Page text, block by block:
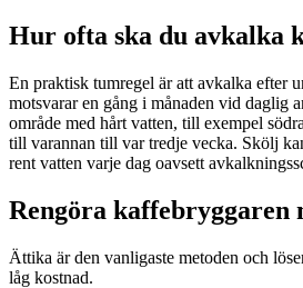
Hur ofta ska du avkalka
En praktisk tumregel är att avkalka efter
motsvarar en gång i månaden vid daglig
område med hårt vatten, till exempel
till varannan till var tredje vecka. Skölj
rent vatten varje dag oavsett
Rengöra kaffebryggaren
Ättika är den vanligaste metoden och
låg kostnad.